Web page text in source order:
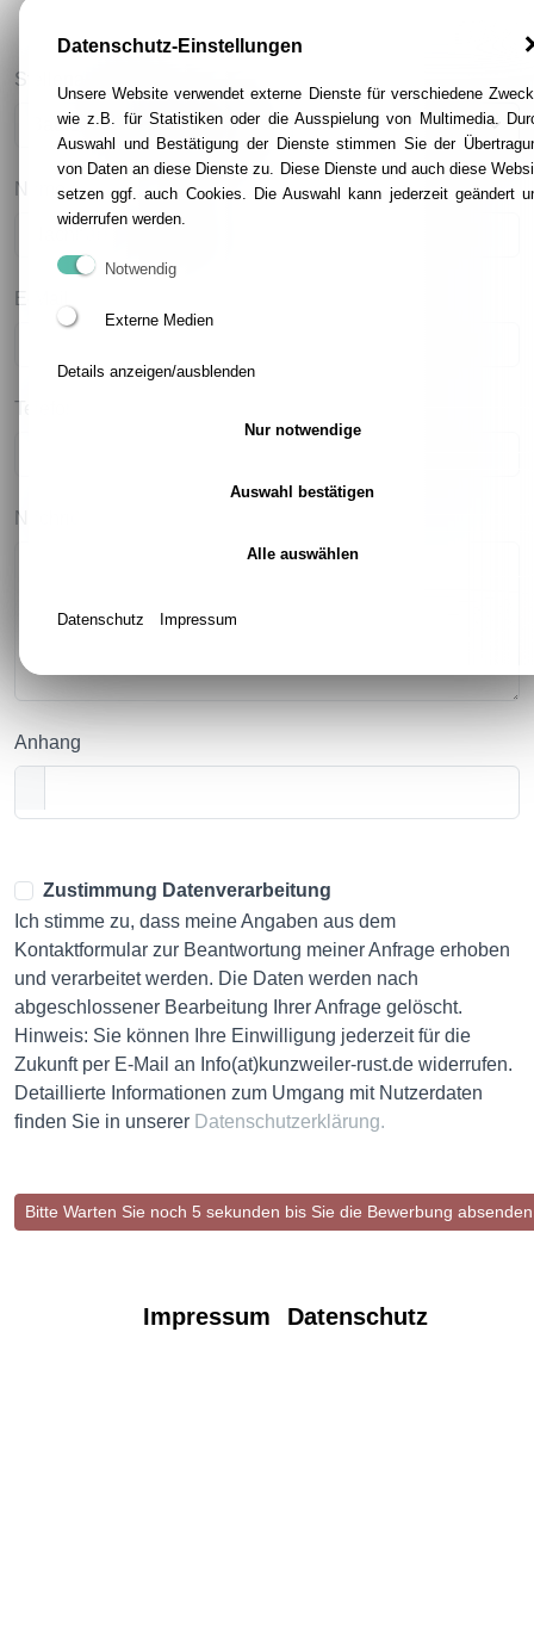
Stellenauswahl
Name
E-Mail
Telefon
Nachricht
Anhang
Zustimmung Datenverarbeitung
Ich stimme zu, dass meine Angaben aus dem
Kontaktformular zur Beantwortung meiner Anfrage erhoben
und verarbeitet werden. Die Daten werden nach
abgeschlossener Bearbeitung Ihrer Anfrage gelöscht.
Hinweis: Sie können Ihre Einwilligung jederzeit für die
Zukunft per E-Mail an Info(at)kunzweiler-rust.de widerrufen.
Detaillierte Informationen zum Umgang mit Nutzerdaten
finden Sie in unserer Datenschutzerklärung.
Impressum Datenschutz
Datenschutz-Einstellungen
Unsere Website verwendet externe Dienste für verschiedene
wie z.B. für Statistiken oder die Ausspielung von Multimedia.
Auswahl und Bestätigung der Dienste stimmen Sie der
von Daten an diese Dienste zu. Diese Dienste und auch diese
setzen ggf. auch Cookies. Die Auswahl kann jederzeit geändert
widerrufen werden.
Notwendig
Externe Medien
Details anzeigen/ausblenden
Nur notwendige
Auswahl bestätigen
Alle auswählen
Datenschutz Impressum